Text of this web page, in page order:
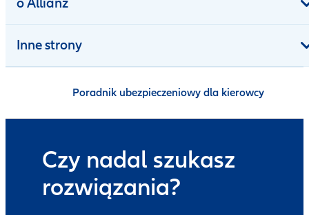
Inne strony
Czy nadal szukasz
rozwiązania?
Poradnik ubezpieczeniowy dla kierowcy